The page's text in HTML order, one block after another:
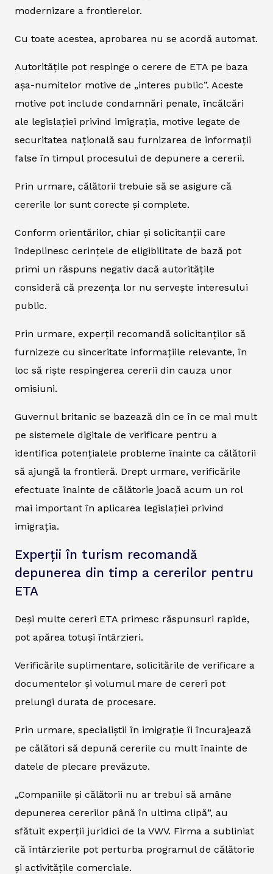
modernizare a frontierelor.
Cu toate acestea, aprobarea nu se acordă automat.
Autoritățile pot respinge o cerere de ETA pe baza
așa-numitelor motive de „interes public”. Aceste
motive pot include condamnări penale, încălcări
ale legislației privind imigrația, motive legate de
securitatea națională sau furnizarea de informații
false în timpul procesului de depunere a cererii.
Prin urmare, călătorii trebuie să se asigure că
cererile lor sunt corecte și complete.
Conform orientărilor, chiar și solicitanții care
îndeplinesc cerințele de eligibilitate de bază pot
primi un răspuns negativ dacă autoritățile
consideră că prezența lor nu servește interesului
public.
Prin urmare, experții recomandă solicitanților să
furnizeze cu sinceritate informațiile relevante, în
loc să riște respingerea cererii din cauza unor
omisiuni.
Guvernul britanic se bazează din ce în ce mai mult
pe sistemele digitale de verificare pentru a
identifica potențialele probleme înainte ca călătorii
să ajungă la frontieră. Drept urmare, verificările
efectuate înainte de călătorie joacă acum un rol
mai important în aplicarea legislației privind
imigrația.
Experții în turism recomandă
depunerea din timp a cererilor pentru
ETA
Deși multe cereri ETA primesc răspunsuri rapide,
pot apărea totuși întârzieri.
Verificările suplimentare, solicitările de verificare a
documentelor și volumul mare de cereri pot
prelungi durata de procesare.
Prin urmare, specialiștii în imigrație îi încurajează
pe călători să depună cererile cu mult înainte de
datele de plecare prevăzute.
„Companiile și călătorii nu ar trebui să amâne
depunerea cererilor până în ultima clipă”, au
sfătuit experții juridici de la VWV. Firma a subliniat
că întârzierile pot perturba programul de călătorie
și activitățile comerciale.